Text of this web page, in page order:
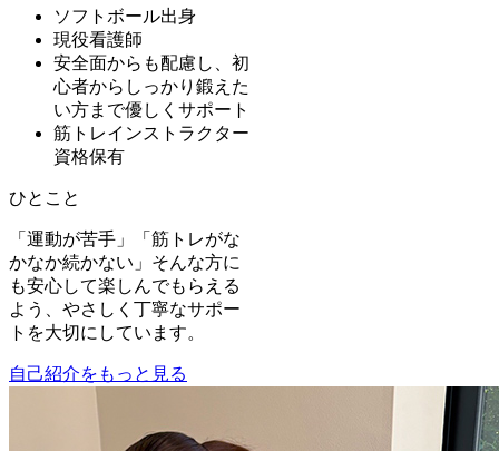
ソフトボール出身
現役看護師
安全面からも配慮し、初
心者からしっかり鍛えた
い方まで優しくサポート
筋トレインストラクター
資格保有
ひとこと
「運動が苦手」「筋トレがな
かなか続かない」そんな方に
も安心して楽しんでもらえる
よう、やさしく丁寧なサポー
トを大切にしています。
自己紹介をもっと見る